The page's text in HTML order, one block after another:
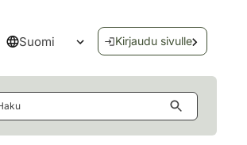
Suomi
Avaa kielivalikko
Kirjaudu sivulle